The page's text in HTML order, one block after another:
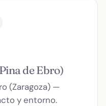
de Ebro)
(Zaragoza) —
y entorno.